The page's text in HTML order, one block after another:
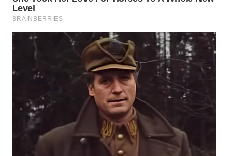
SERIBU
WN
TANGERANG
WN
WN
CIREBON